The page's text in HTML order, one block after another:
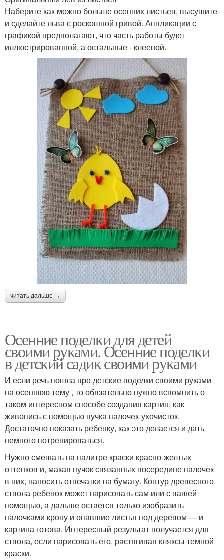
Наберите как можно больше осенних листьев, высушите
и сделайте льва с роскошной гривой. Аппликации с
графикой предполагают, что часть работы будет
иллюстрированной, а остальные - клееной.
читать дальше →
Осенние поделки для детей
своими руками. Осенние поделки
в детский садик своими руками
И если речь пошла про детские поделки своими руками
на осеннюю тему , то обязательно нужно вспомнить о
таком интересном способе создания картин, как
живопись с помощью пучка палочек-ухочисток.
Достаточно показать ребенку, как это делается и дать
немного потренироваться.
Нужно смешать на палитре краски красно-желтых
оттенков и, макая пучок связанных посередине палочек
в них, наносить отпечатки на бумагу. Контур древесного
ствола ребенок может нарисовать сам или с вашей
помощью, а дальше остается только изобразить
палочками крону и опавшие листья под деревом — и
картина готова. Интересный результат получается для
ствола, если нарисовать его, растягивая кляксы темной
краски.